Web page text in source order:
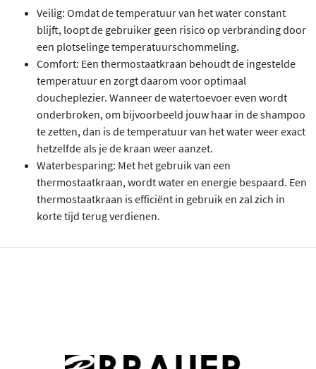
Veilig: Omdat de temperatuur van het water constant
blijft, loopt de gebruiker geen risico op verbranding door
een plotselinge temperatuurschommeling.
Comfort: Een thermostaatkraan behoudt de ingestelde
temperatuur en zorgt daarom voor optimaal
doucheplezier. Wanneer de watertoevoer even wordt
onderbroken, om bijvoorbeeld jouw haar in de shampoo
te zetten, dan is de temperatuur van het water weer exact
hetzelfde als je de kraan weer aanzet.
Waterbesparing: Met het gebruik van een
thermostaatkraan, wordt water en energie bespaard. Een
thermostaatkraan is efficiënt in gebruik en zal zich in
korte tijd terug verdienen.